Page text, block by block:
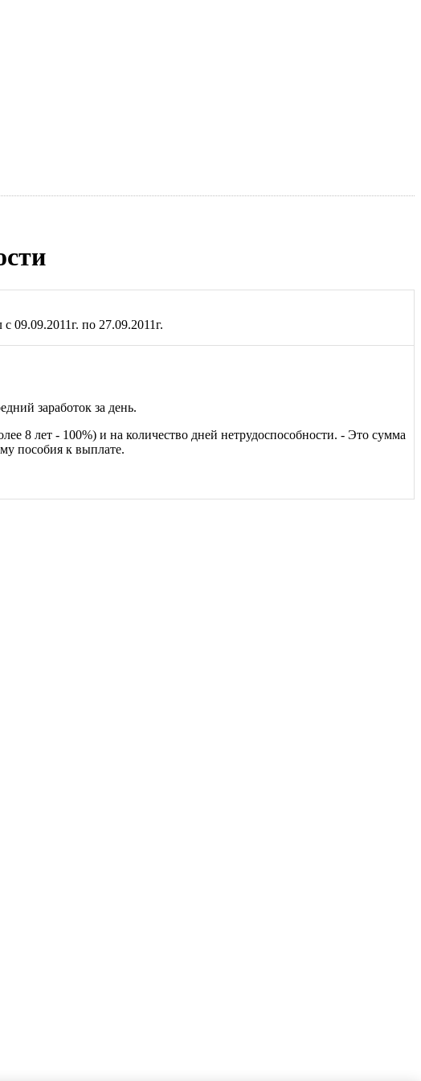
09.09.2011г. по 27.09.2011г.
заработок за день.
8 лет - 100%) и на количество дней нетрудоспособности. - Это сумма
пособия к выплате.